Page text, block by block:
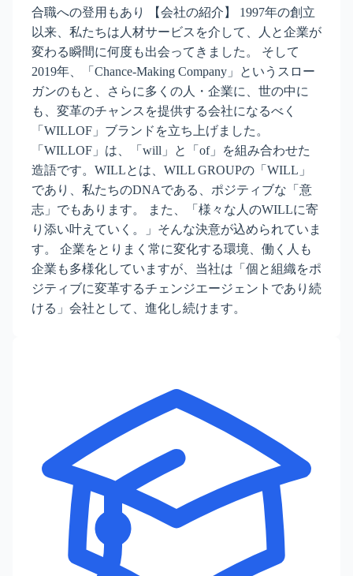
合職への登用もあり 【会社の紹介】 1997年の創立
以来、私たちは人材サービスを介して、人と企業が
変わる瞬間に何度も出会ってきました。 そして
2019年、「Chance-Making Company」というスロー
ガンのもと、さらに多くの人・企業に、世の中に
も、変革のチャンスを提供する会社になるべく
「WILLOF」ブランドを立ち上げました。
「WILLOF」は、「will」と「of」を組み合わせた
造語です。WILLとは、WILL GROUPの「WILL」
であり、私たちのDNAである、ポジティブな「意
志」でもあります。 また、「様々な人のWILLに寄
り添い叶えていく。」そんな決意が込められていま
す。 企業をとりまく常に変化する環境、働く人も
企業も多様化していますが、当社は「個と組織をポ
ジティブに変革するチェンジエージェントであり続
ける」会社として、進化し続けます。